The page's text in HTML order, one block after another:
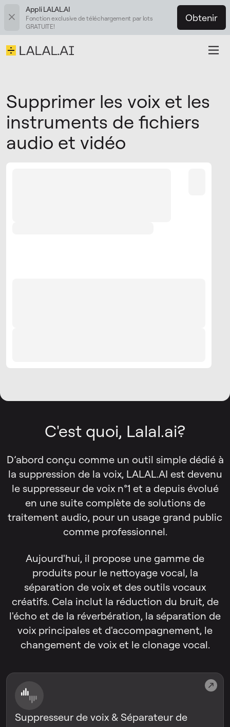
Appli LALAL.AI
Fonction exclusive de téléchargement par lots
GRATUITE!
Obtenir
Supprimer les voix et les
instruments de fichiers
audio et vidéo
C'est quoi, Lalal.ai?
D’abord conçu comme un outil simple dédié à
la suppression de la voix, LALAL.AI est devenu
le suppresseur de voix n°1 et a depuis évolué
en une suite complète de solutions de
traitement audio, pour un usage grand public
comme professionnel.
Aujourd'hui, il propose une gamme de
produits pour le nettoyage vocal, la
séparation de voix et des outils vocaux
créatifs. Cela inclut la réduction du bruit, de
l'écho et de la réverbération, la séparation de
voix principales et d'accompagnement, le
changement de voix et le clonage vocal.
Suppresseur de voix & Séparateur de